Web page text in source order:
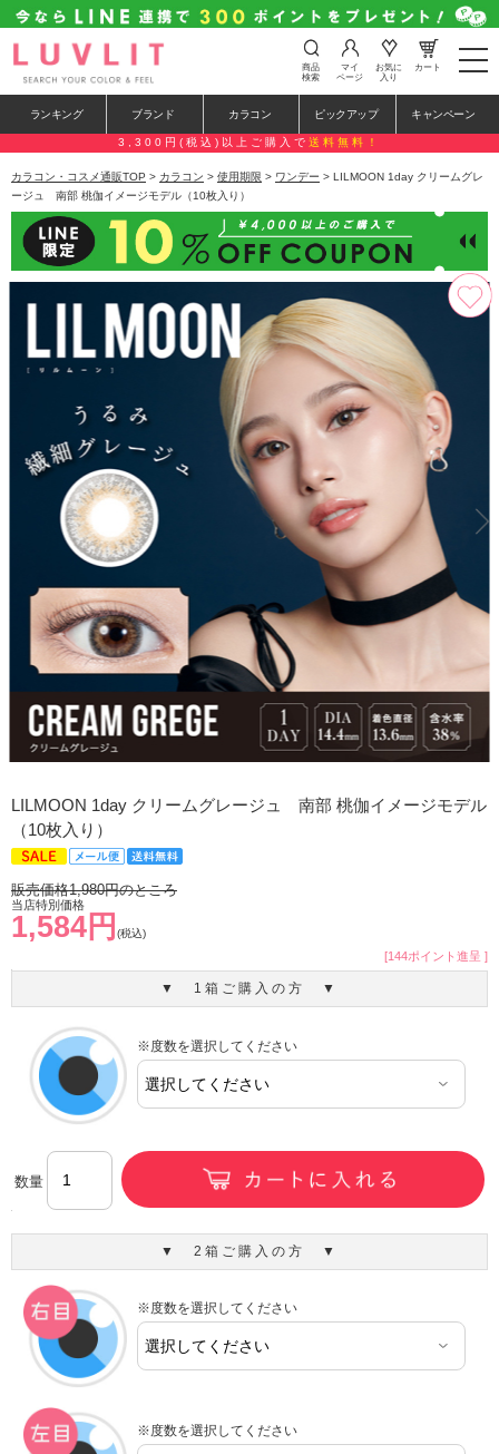
t
o
e
n
a
a
i
o
n
商品
検索
マイ
ページ
お気に
入り
カート
ランキング ブランド カラコン ピックアップ キャンペーン
3,300円(税込)以上ご購入で 送料無料！
カラコン・コスメ通販TOP > カラコン > 使用期限 > ワンデー > LILMOON 1day クリームグレ
ージュ 南部 桃伽イメージモデル（10枚入り）
LILMOON 1day クリームグレージュ 南部 桃伽イメージモデル
（10枚入り）
販売価格1,980円のところ
当店特別価格
1,584円 (税込)
[144ポイント進呈 ]
▼ 1箱ご購入の方 ▼
※度数を選択してください
数量
▼ 2箱ご購入の方 ▼
※度数を選択してください
※度数を選択してください